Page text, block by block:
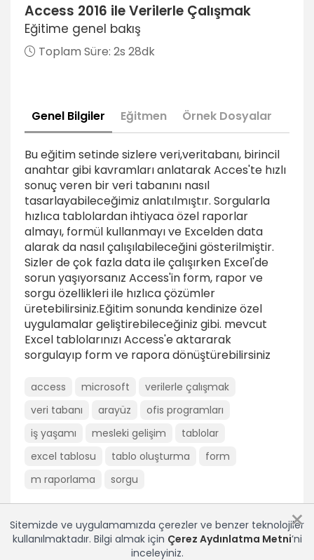
1dk
Gezinti bölmesini kullanmak
1dk
Örnek veritabanlarını incelemek ve şablon
kullanmak
5dk
Veritabanı Analizi
Tablolar arasında ilişki kurmak
2dk
Birincil anahtarları seçmek
2dk
Tablo yapısı ve ihtiyaçları belirlemek
24dk
Yardımcı tablolar hazırlamak
Yeni veritabanı oluşturup kaydetmek
Tasarım görünümünde tablo oluşturmak
Alan özelliklerini ayarlamak
7dk
Access 2016 ile Verilerle Çalışmak
Eğitime genel bakış
Toplam Süre: 2s 28dk
Genel Bilgiler Eğitmen Örnek Dosyalar
Bu eğitim setinde sizlere veri,veritabanı, birincil
anahtar gibi kavramları anlatarak Acces'te hızlı
sonuç veren bir veri tabanını nasıl
tasarlayabileceğimiz anlatılmıştır. Sorgularla
hızlıca tablolardan ihtiyaca özel raporlar
almayı, formül kullanmayı ve Excelden data
alarak da nasıl çalışılabileceğini gösterilmiştir.
Sizler de çok fazla data ile çalışırken Excel'de
sorun yaşıyorsanız Access'in form, rapor ve
sorgu özellikleri ile hızlıca çözümler
üretebilirsiniz.Eğitim sonunda kendinize özel
uygulamalar geliştirebileceğiniz gibi. mevcut
Excel tablolarınızı Access'e aktararak
sorgulayıp form ve rapora dönüştürebilirsiniz
access microsoft
verilerle çalışmak
veri tabanı
arayüz
ofis programları
iş yaşamı
mesleki gelişim
tablolar
excel tablosu
tablo oluşturma
form
m raporlama
sorgu
×
Sitemizde ve uygulamamızda çerezler ve benzer teknolojiler
kullanılmaktadır. Bilgi almak için Çerez Aydınlatma Metni’ni
inceleyiniz.